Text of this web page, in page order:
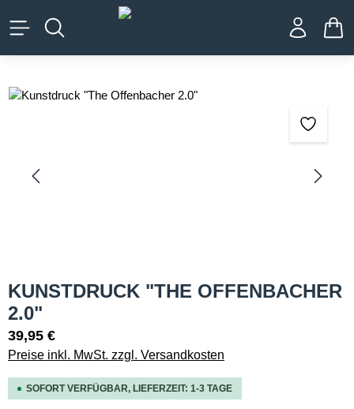
springen
Bildergalerie überspringen
KUNSTDRUCK "THE OFFENBACHER
2.0"
39,95 €
Preise inkl. MwSt. zzgl. Versandkosten
SOFORT VERFÜGBAR, LIEFERZEIT: 1-3 TAGE